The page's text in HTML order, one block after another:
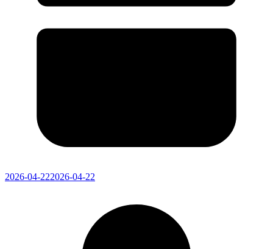
2026-04-222026-04-22